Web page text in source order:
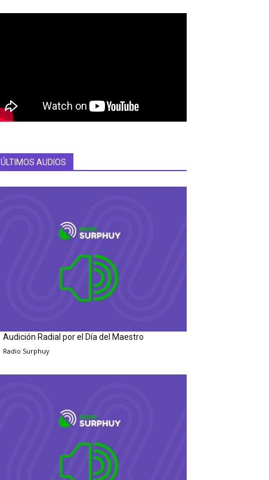
ÚLTIMOS AUDIOS
Audición Radial por el Día del Maestro
Radio Surphuy